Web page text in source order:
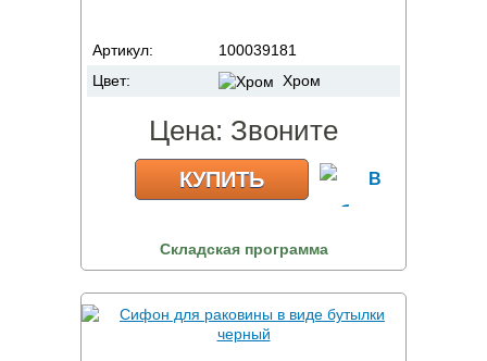
Артикул:
100039181
Цвет:
Хром
Цена: Звоните
КУПИТЬ
Складская программа